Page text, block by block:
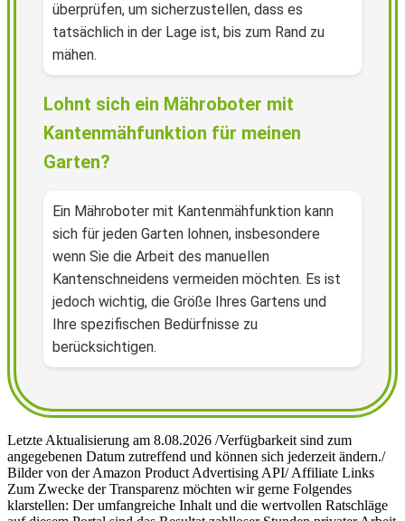
überprüfen, um sicherzustellen, dass es
tatsächlich in der Lage ist, bis zum Rand zu
mähen.
Lohnt sich ein Mähroboter mit
Kantenmähfunktion für meinen
Garten?
Ein Mähroboter mit Kantenmähfunktion kann
sich für jeden Garten lohnen, insbesondere
wenn Sie die Arbeit des manuellen
Kantenschneidens vermeiden möchten. Es ist
jedoch wichtig, die Größe Ihres Gartens und
Ihre spezifischen Bedürfnisse zu
berücksichtigen.
Letzte Aktualisierung am 8.08.2026 /Verfügbarkeit sind zum
angegebenen Datum zutreffend und können sich jederzeit ändern./
Bilder von der Amazon Product Advertising API/ Affiliate Links
Zum Zwecke der Transparenz möchten wir gerne Folgendes
klarstellen: Der umfangreiche Inhalt und die wertvollen Ratschläge